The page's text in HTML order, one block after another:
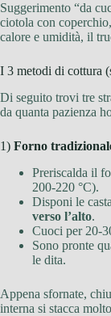
Suggerimento “da
ciotola con
calore e umidità, il
I 3 metodi di cottura
Di seguito trovi tre
da quanta pazienza
1) Forno
Preriscalda il
200-220 °C).
Disponi le
verso l’alto.
Cuoci per 20-
Sono pronte
le dita.
Appena sfornate,
interna si stacca